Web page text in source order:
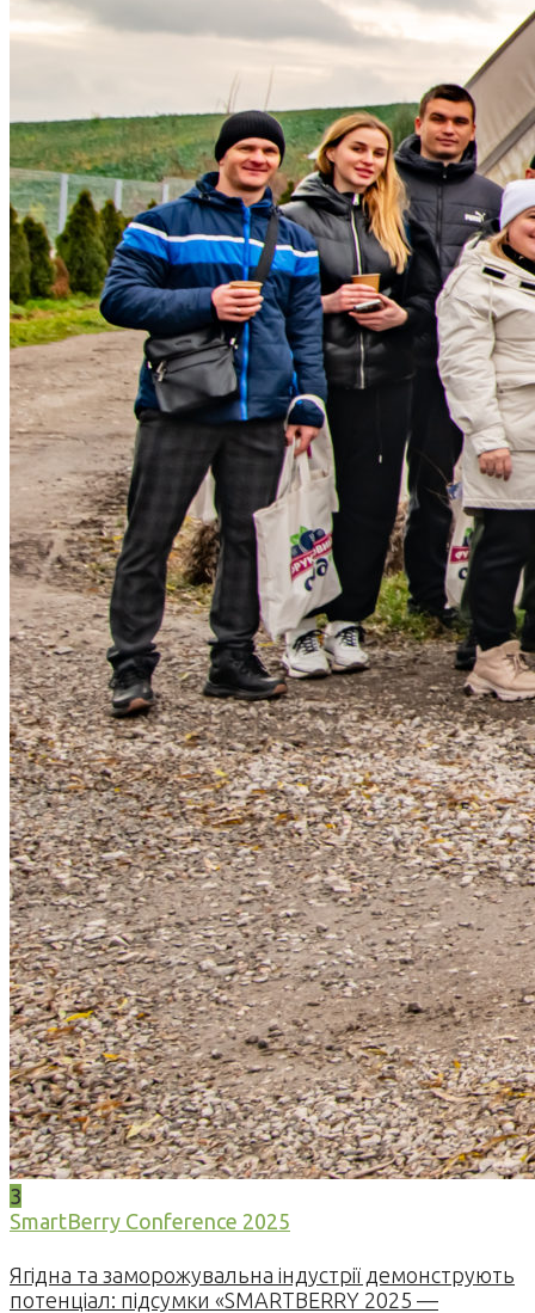
3
SmartBerry Conference 2025
Ягідна та заморожувальна індустрії демонструють
потенціал: підсумки «SMARTBERRY 2025 —